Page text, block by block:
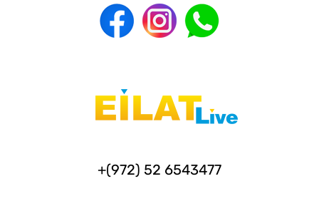
+(972) 52 6543477